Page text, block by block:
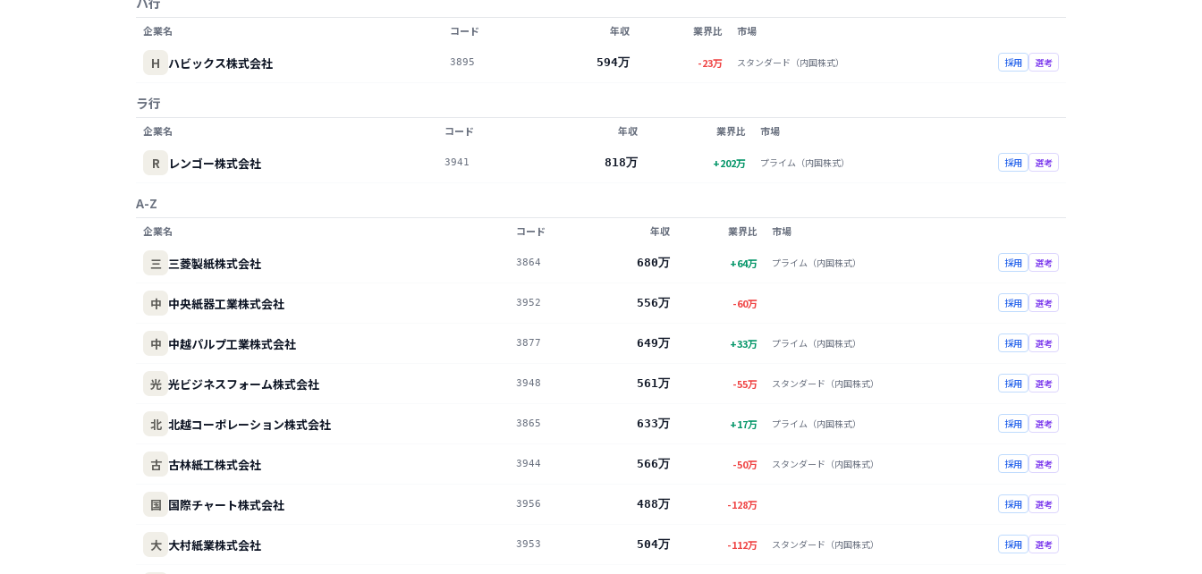
企業名 コード 年収 業界比 市場
H ハビックス株式会社 3895 594万 -23万 スタンダード（内国株式） 採用 選考
ラ行
企業名 コード 年収 業界比 市場
R レンゴー株式会社 3941 818万 +202万 プライム（内国株式） 採用 選考
A-Z
企業名 コード 年収 業界比 市場
三 三菱製紙株式会社 3864 680万 +64万 プライム（内国株式） 採用 選考
中 中央紙器工業株式会社 3952 556万 -60万 採用 選考
中 中越パルプ工業株式会社 3877 649万 +33万 プライム（内国株式） 採用 選考
光 光ビジネスフォーム株式会社 3948 561万 -55万 スタンダード（内国株式） 採用 選考
北 北越コーポレーション株式会社 3865 633万 +17万 プライム（内国株式） 採用 選考
古 古林紙工株式会社 3944 566万 -50万 スタンダード（内国株式） 採用 選考
国 国際チャート株式会社 3956 488万 -128万 採用 選考
大 大村紙業株式会社 3953 504万 -112万 スタンダード（内国株式） 採用 選考